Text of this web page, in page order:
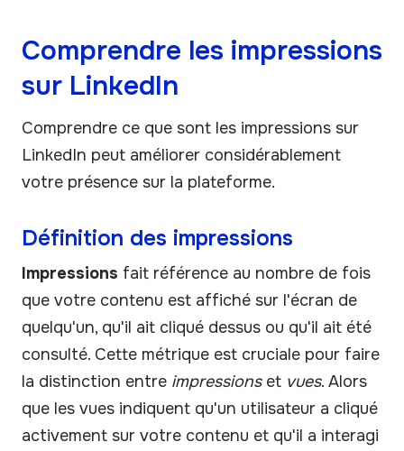
Comprendre les impressions
sur LinkedIn
Comprendre ce que sont les impressions sur
LinkedIn peut améliorer considérablement
votre présence sur la plateforme.
Définition des impressions
Impressions fait référence au nombre de fois
que votre contenu est affiché sur l'écran de
quelqu'un, qu'il ait cliqué dessus ou qu'il ait été
consulté. Cette métrique est cruciale pour faire
la distinction entre impressionset vues. Alors
que les vues indiquent qu'un utilisateur a cliqué
activement sur votre contenu et qu'il a interagi